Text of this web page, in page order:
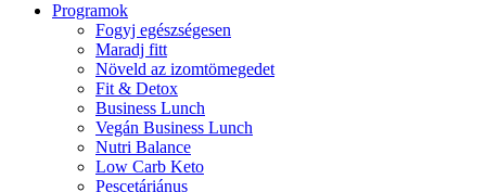
Programok
Fogyj egészségesen
Maradj fitt
Növeld az izomtömegedet
Fit & Detox
Business Lunch
Vegán Business Lunch
Nutri Balance
Low Carb Keto
Pescetáriánus